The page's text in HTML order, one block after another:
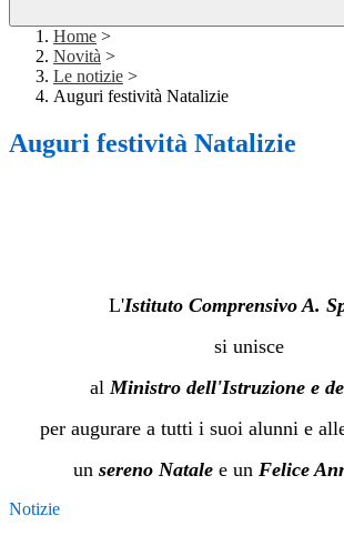
Home >
Novità >
Le notizie >
Auguri festività Natalizie
Auguri festività Natalizie
L'Istituto Comprensivo A.
si unisce
alMinistro dell'Istruzione e
per augurare a tutti i suoi alunni e
un sereno Natalee un Felice
Notizie